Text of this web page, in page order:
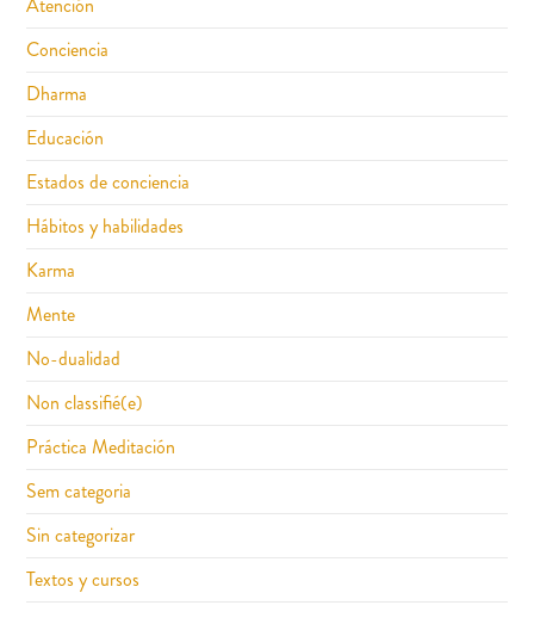
Atención
Conciencia
Dharma
Educación
Estados de conciencia
Hábitos y habilidades
Karma
Mente
No-dualidad
Non classifié(e)
Práctica Meditación
Sem categoria
Sin categorizar
Textos y cursos